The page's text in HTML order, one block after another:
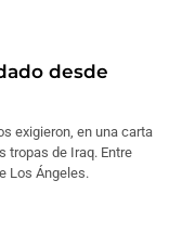
desde
exigieron, en una carta
tropas de Iraq. Entre
Los Ángeles.